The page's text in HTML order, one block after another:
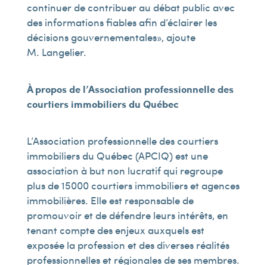
continuer de contribuer au débat public avec
des informations fiables afin d’éclairer les
décisions gouvernementales », ajoute
M. Langelier.
À propos de l’Association professionnelle des
courtiers immobiliers du Québec
L’Association professionnelle des courtiers
immobiliers du Québec (APCIQ) est une
association à but non lucratif qui regroupe
plus de 15 000 courtiers immobiliers et agences
immobilières. Elle est responsable de
promouvoir et de défendre leurs intérêts, en
tenant compte des enjeux auxquels est
exposée la profession et des diverses réalités
professionnelles et régionales de ses membres.